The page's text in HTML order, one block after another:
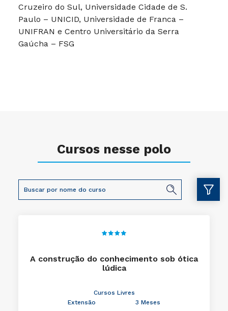
Cruzeiro do Sul, Universidade Cidade de S.
Paulo – UNICID, Universidade de Franca –
UNIFRAN e Centro Universitário da Serra
Gaúcha – FSG
Cursos nesse polo
A construção do conhecimento sob ótica
lúdica
Cursos Livres
Extensão
3 Meses